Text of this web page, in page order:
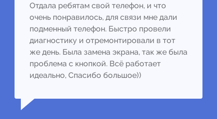
Отдала ребятам свой телефон, и что
очень понравилось, для связи мне дали
подменный телефон. Быстро провели
диагностику и отремонтировали в тот
же день. Была замена экрана, так же была
проблема с кнопкой. Всё работает
идеально, Спасибо большое))